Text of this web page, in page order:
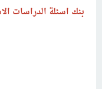
بنك اسئلة الدراسات